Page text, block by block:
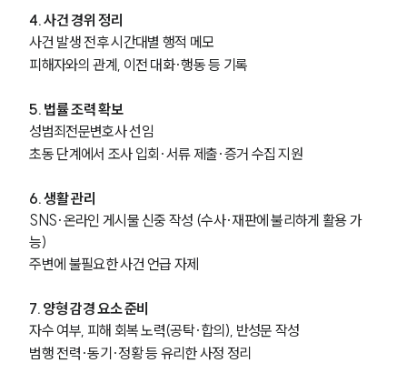
4. 사건 경위 정리
사건 발생 전후 시간대별 행적 메모
피해자와의 관계, 이전 대화·행동 등 기록
5. 법률 조력 확보
성범죄전문변호사 선임
초동 단계에서 조사 입회·서류 제출·증거 수집 지원
6. 생활 관리
SNS·온라인 게시물 신중 작성 (수사·재판에 불리하게 활용 가
능)
주변에 불필요한 사건 언급 자제
7. 양형 감경 요소 준비
자수 여부, 피해 회복 노력(공탁·합의), 반성문 작성
범행 전력·동기·정황 등 유리한 사정 정리